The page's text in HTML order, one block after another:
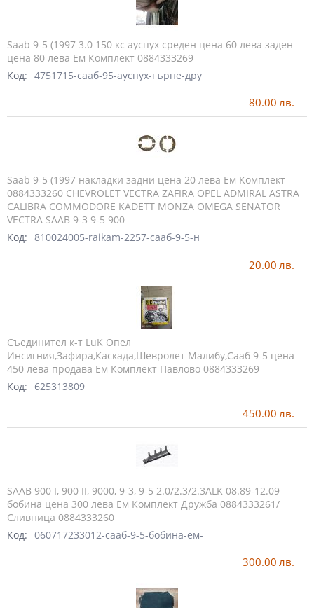
Saab 9-5 (1997 3.0 150 кс ауспух среден цена 60 лева заден
цена 80 лева Ем Комплект 0884333269
Код: 4751715-сааб-95-ауспух-гърне-дру
80.00 лв.
Saab 9-5 (1997 накладки задни цена 20 лева Ем Комплект
0884333260 CHEVROLET VECTRA ZAFIRA OPEL ADMIRAL ASTRA
CALIBRA COMMODORE KADETT MONZA OMEGA SENATOR
VECTRA SAAB 9-3 9-5 900
Код: 810024005-raikam-2257-сааб-9-5-н
20.00 лв.
Съединител к-т LuK Опел
Инсигния,Зафира,Каскада,Шевролет Малибу,Сааб 9-5 цена
450 лева продава Ем Комплект Павлово 0884333269
Код: 625313809
450.00 лв.
SAAB 900 I, 900 II, 9000, 9-3, 9-5 2.0/2.3/2.3ALK 08.89-12.09
бобина цена 300 лева Ем Комплект Дружба 0884333261/
Сливница 0884333260
Код: 060717233012-сааб-9-5-бобина-ем-
300.00 лв.